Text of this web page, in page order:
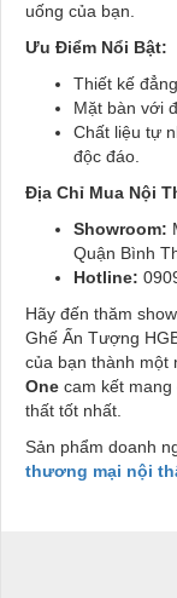
uống của bạn.
Ưu Điểm Nổi Bật:
Thiết kế
Mặt bàn với
Chất liệu tự
độc đáo.
Địa Chỉ Mua Nội
Showroom:
Quận Bình
Hotline:
Hãy đến thăm
Ghế Ấn Tượng
của bạn thành một
One cam kết
thất tốt nhất.
Sản phẩm doanh
thương mại nội